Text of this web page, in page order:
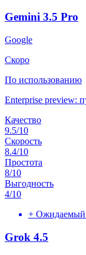
Gemini 3.5 Pro
Google
Скоро
По использованию
Enterprise preview:
Качество
9.5/10
Скорость
8.4/10
Простота
8/10
Выгодность
4/10
+ Ожидаемый
Grok 4.5